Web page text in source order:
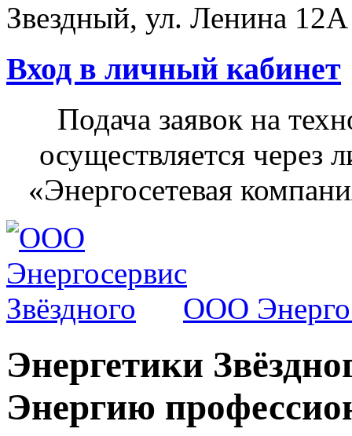
Звездный, ул. Ленина 12А
Вход в личный кабинет
Подача заявок на
осуществляется
«Энергосетевая
ООО
Энергетики
Энергию